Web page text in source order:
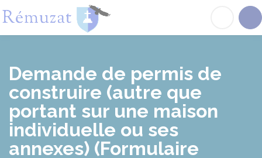
Demande de permis de
construire (autre que
portant sur une maison
individuelle ou ses
annexes) (Formulaire